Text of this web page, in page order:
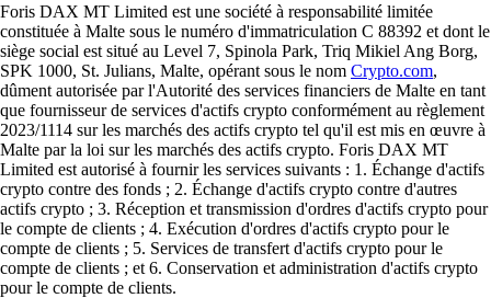
Foris DAX MT Limited est une société à responsabilité limitée
constituée à Malte sous le numéro d'immatriculation C 88392 et dont le
siège social est situé au Level 7, Spinola Park, Triq Mikiel Ang Borg,
SPK 1000, St. Julians, Malte, opérant sous le nom Crypto.com,
dûment autorisée par l'Autorité des services financiers de Malte en tant
que fournisseur de services d'actifs crypto conformément au règlement
2023/1114 sur les marchés des actifs crypto tel qu'il est mis en œuvre à
Malte par la loi sur les marchés des actifs crypto. Foris DAX MT
Limited est autorisé à fournir les services suivants : 1. Échange d'actifs
crypto contre des fonds ; 2. Échange d'actifs crypto contre d'autres
actifs crypto ; 3. Réception et transmission d'ordres d'actifs crypto pour
le compte de clients ; 4. Exécution d'ordres d'actifs crypto pour le
compte de clients ; 5. Services de transfert d'actifs crypto pour le
compte de clients ; et 6. Conservation et administration d'actifs crypto
pour le compte de clients.